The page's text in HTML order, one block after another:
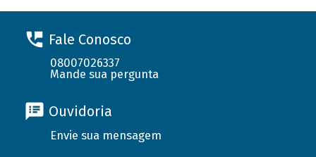
Fale Conosco
08007026337
Mande sua pergunta
Ouvidoria
Envie sua mensagem